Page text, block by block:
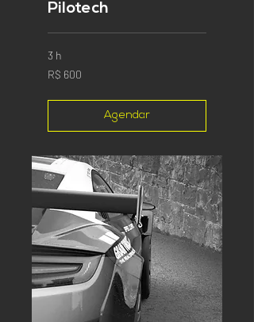
Pilotech
3 h
600
Reais
R$ 600
Agendar